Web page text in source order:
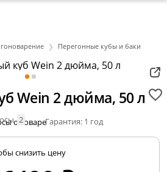
Перегонные кубы и баки
Wein 2 дюйма, 50 л
2 Гарантия: 1 год
снизить цену